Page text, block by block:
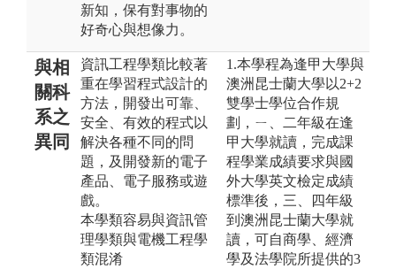
新知，保有對事物的
好奇心與想像力。
與相
關科
系之
異同
資訊工程學類比較著
重在學習程式設計的
方法，開發出可靠、
安全、有效的程式以
解決各種不同的問
題，及開發新的電子
產品、電子服務或遊
戲。
本學類容易與資訊管
理學類與電機工程學
類混淆
1.本學程為逢甲大學與
澳洲昆士蘭大學以2+2
雙學士學位合作規
劃，ㄧ、二年級在逢
甲大學就讀，完成課
程學業成績要求與國
外大學英文檢定成績
標準後，三、四年級
到澳洲昆士蘭大學就
讀，可自商學、經濟
學及法學院所提供的3